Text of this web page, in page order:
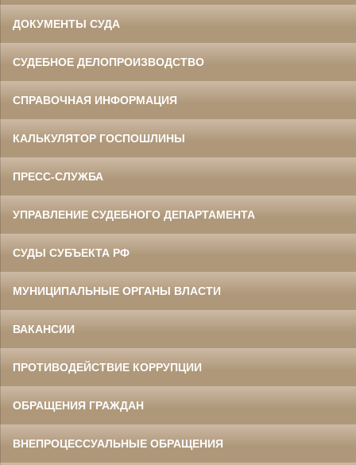
ДОКУМЕНТЫ СУДА
СУДЕБНОЕ ДЕЛОПРОИЗВОДСТВО
СПРАВОЧНАЯ ИНФОРМАЦИЯ
КАЛЬКУЛЯТОР ГОСПОШЛИНЫ
ПРЕСС-СЛУЖБА
УПРАВЛЕНИЕ СУДЕБНОГО ДЕПАРТАМЕНТА
СУДЫ СУБЪЕКТА РФ
МУНИЦИПАЛЬНЫЕ ОРГАНЫ ВЛАСТИ
ВАКАНСИИ
ПРОТИВОДЕЙСТВИЕ КОРРУПЦИИ
ОБРАЩЕНИЯ ГРАЖДАН
ВНЕПРОЦЕССУАЛЬНЫЕ ОБРАЩЕНИЯ